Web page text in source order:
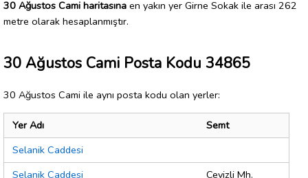
30 Ağustos Cami haritasına en yakın yer Girne Sokak ile arası 262
metre olarak hesaplanmıştır.
30 Ağustos Cami Posta Kodu 34865
30 Ağustos Cami ile aynı posta kodu olan yerler:
Yer Adı
Semt
Selanik Caddesi
Selanik Caddesi
Cevizli Mh.